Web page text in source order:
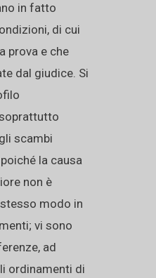
in fatto
di cui
prova e che
dal giudice. Si
scambi
la causa
non è
modo in
vi sono
ad
ordinamenti di